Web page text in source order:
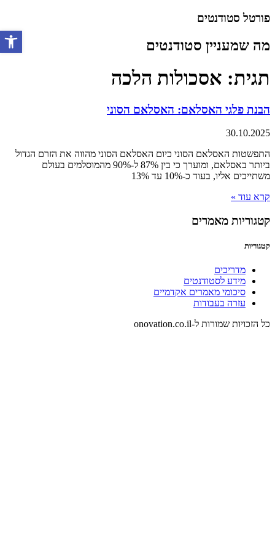
דלג
פורטל סטודנטים
מה שמעניין סטודנטים
תגית: אסכולות הלכה
הבנת פלגי האסלאם: האסלאם הסוני
30.10.2025
התפשטות האסלאם הסוני כיום האסלאם הסוני מהווה את הזרם הגדול
ביותר באסלאם, ומוערך כי בין 87% ל-90% מהמוסלמים בעולם
משתייכים אליו, בעוד כ-10% עד 13%
קרא עוד »
קטגוריות מאמרים
קטגוריות
מדריכים
מידע לסטודנטים
סיכומי מאמרים אקדמיים
עזרה בעבודות
כל הזכויות שמורות ל-onovation.co.il
פתח